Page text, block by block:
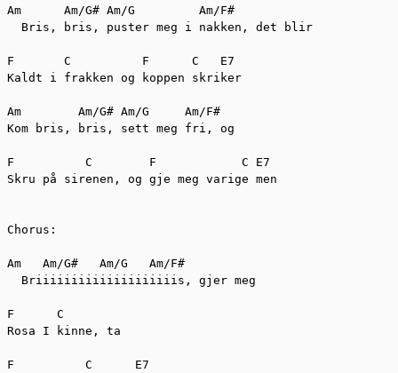
Am	Am/G# Am/G	   Am/F#
  Bris, bris, puster meg i nakken, det blir
F	C	   F	  C   E7
Kaldt i frakken og koppen skriker
Am	  Am/G# Am/G	 Am/F#
Kom bris, bris, sett meg fri, og
F	   C	    F	         C E7
Skru på sirenen, og gje meg varige men
Chorus:
Am   Am/G#   Am/G   Am/F#
  Briiiiiiiiiiiiiiiiiiiis, gjer meg
F      C
Rosa I kinne, ta
F	   C	  E7